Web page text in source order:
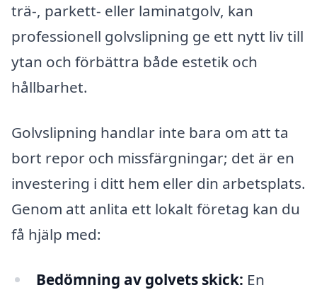
trä-, parkett- eller laminatgolv, kan
professionell golvslipning ge ett nytt liv till
ytan och förbättra både estetik och
hållbarhet.
Golvslipning handlar inte bara om att ta
bort repor och missfärgningar; det är en
investering i ditt hem eller din arbetsplats.
Genom att anlita ett lokalt företag kan du
få hjälp med:
Bedömning av golvets skick: En